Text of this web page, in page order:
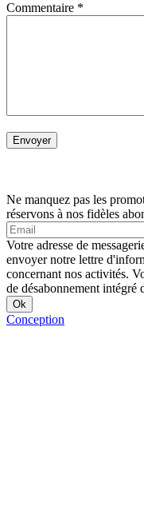
Commentaire *
Ne manquez pas les
réservons à nos fidèles
Votre adresse de
envoyer notre lettre
concernant nos activités.
de désabonnement intégré
Conception